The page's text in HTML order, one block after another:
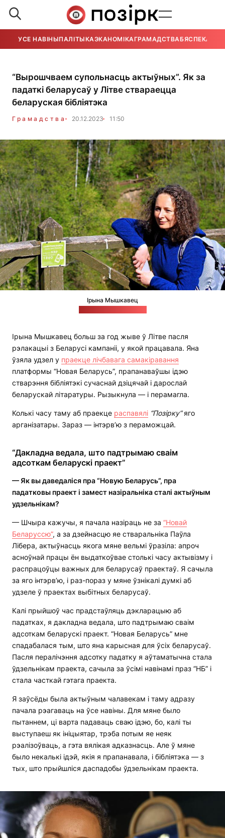
УСЕ НАВІНЫПАЛІТЫКАЭКАНОМІКАГРАМАДСТВАБЯСПЕКА
“Вырошчваем супольнасць актыўных”. Як за
падаткі беларусаў у Літве ствараецца
беларуская бібліятэка
Грамадства 20.12.2023 11:50
Ірына Мышкавец
Ірына Мышкавец больш за год жыве ў Літве пасля
рэлакацыі з Беларусі кампаніі, у якой працавала. Яна
ўзяла удзел у праекце лічбавага самакіравання
платформы “Новая Беларусь”, прапанаваўшы ідэю
стварэння бібліятэкі сучаснай дзіцячай і дарослай
беларускай літаратуры. Рызыкнула — і перамагла.
Колькі часу таму аб праекце распавялі “Позірку”яго
арганізатары. Зараз — інтэрв’ю з пераможцай.
“Дакладна ведала, што падтрымаю сваім
адсоткам беларускі праект”
— Як вы даведаліся пра “Новую Беларусь”, пра
падатковы праект і замест назіральніка сталі актыўным
удзельнікам?
— Шчыра кажучы, я пачала назіраць не за “Новай
Беларуссю”, а за дзейнасцю яе стваральніка Паўла
Лібера, актыўнасць якога мяне вельмі ўразіла: апроч
асноўнай працы ён выдаткоўвае столькі часу актывізму і
распрацоўцы важных для беларусаў праектаў. Я сачыла
за яго інтэрв’ю, і раз-пораз у мяне ўзнікалі думкі аб
удзеле ў праектах выбітных беларусаў.
Калі прыйшоў час прадстаўляць дэкларацыю аб
падатках, я дакладна ведала, што падтрымаю сваім
адсоткам беларускі праект. “Новая Беларусь” мне
спадабалася тым, што яна карысная для ўсіх беларусаў.
Пасля пералічэння адсотку падатку я аўтаматычна стала
ўдзельнікам праекта, сачыла за ўсімі навінамі праз “НБ” і
стала часткай гэтага праекта.
Я заўсёды была актыўным чалавекам і таму адразу
пачала рэагаваць на ўсе навіны. Для мяне было
пытаннем, ці варта падаваць сваю ідэю, бо, калі ты
выступаеш як ініцыятар, трэба потым яе неяк
рэалізоўваць, а гэта вялікая адказнасць. Але ў мяне
было некалькі ідэй, якія я прапанавала, і бібліятэка — з
тых, што прыйшліся даспадобы ўдзельнікам праекта.